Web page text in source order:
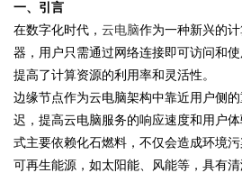
Bo
一、引言
在数字化时代， 云电脑作为一种新兴的
器，用户只需通过网络连接即可访问和
提高了计算资源的利用率和灵活性。
边缘节点作为云电脑架构中靠近用户侧
迟，提高云电脑服务的响应速度和用户
式主要依赖化石燃料，不仅会造成环境
可再生能源，如太阳能、风能等，具有